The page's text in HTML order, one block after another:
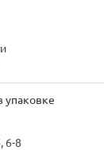
упаковке
6-8